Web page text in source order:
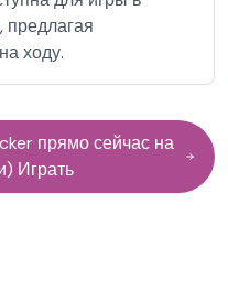
предлагая
ходу.
прямо сейчас на
Играть